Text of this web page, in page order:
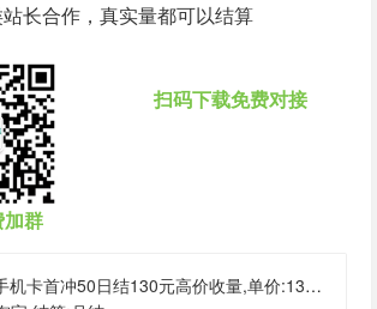
长合作，真实量都可以结算
群
扫码下载免费对接
卡首冲50日结130元高价收量,单价:130元,结算:日结